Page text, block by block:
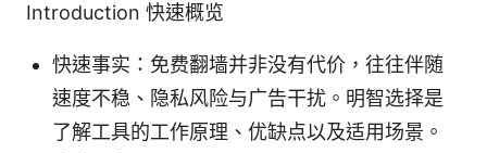
Introduction 快速概览
快速事实：免费翻墙并非没有代价，往往伴随
速度不稳、隐私风险与广告干扰。明智选择是
了解工具的工作原理、优缺点以及适用场景。